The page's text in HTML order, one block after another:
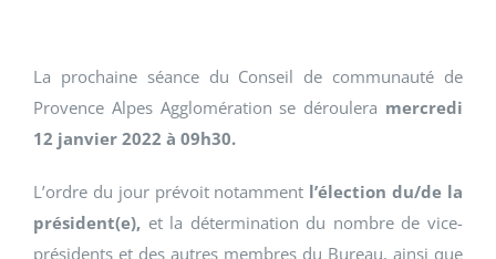
La prochaine séance du Conseil de communauté de
Provence Alpes Agglomération se déroulera mercredi
12 janvier 2022 à 09h30.
L’ordre du jour prévoit notamment l’élection du/de la
président(e), et la détermination du nombre de vice-
présidents et des autres membres du Bureau, ainsi que